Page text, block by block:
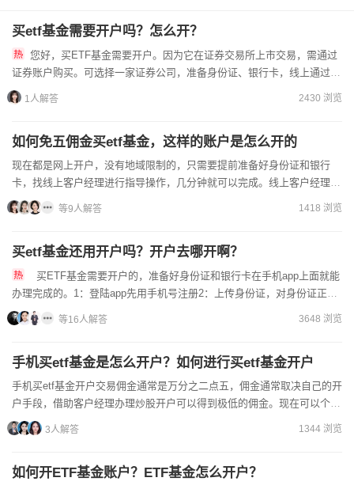
买etf基金需要开户吗？怎么开？​
证券账户购买。可选择一家证券公司，准备身份证、银行卡，线上通过
APP或官网开户，线下到营业部办理，按指引操作即可。买ETF...
1人解答 2430 浏览
如何免五佣金买etf基金，这样的账户是怎么开的
现在都是网上开户，没有地域限制的，只需要提前准备好身份证和银行
卡，找线上客户经理进行指导操作，几分钟就可以完成。线上客户经理可
以把佣金价格做的更低，无论何时何地，只要有问题，请随时联系...
等9人解答 1418 浏览
买etf基金还用开户吗？开户去哪开啊？
办理完成的。1：登陆app先用手机号注册2：上传身份证，对身份证正反
两面拍照上传3：身份信息确认，选择营业部4：视频...
等16人解答 3648 浏览
手机买etf基金是怎么开户？如何进行买etf基金开户
手机买etf基金开户交易佣金通常是万分之二点五，佣金通常取决自己的开
户手段，借助客户经理办理炒股开户可以得到极低的佣金。现在可以个人
自助网上开户，开户请备好您的身份证和储蓄卡，别的资料...
3人解答 1344 浏览
如何开ETF基金账户？ETF基金怎么开户？